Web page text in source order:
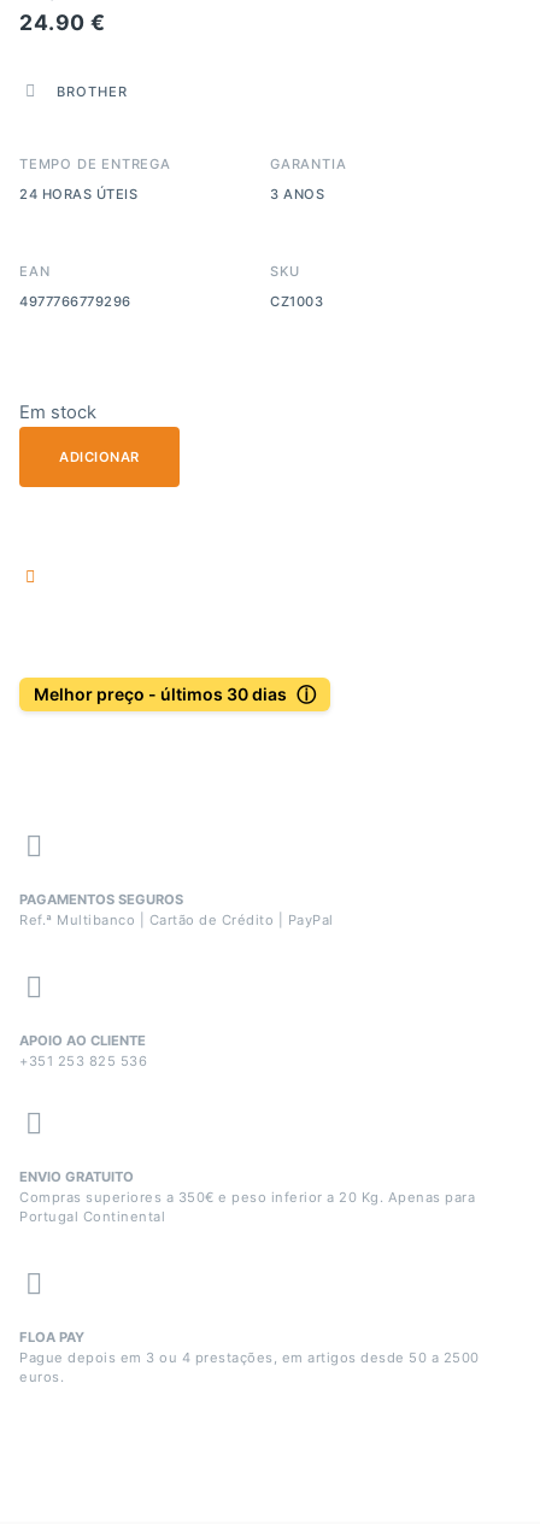
24.90 €
BROTHER
TEMPO DE ENTREGA
24 HORAS ÚTEIS
GARANTIA
3 ANOS
EAN
4977766779296
SKU
CZ1003
Em stock
ADICIONAR
Melhor preço - últimos 30 dias ⓘ
PAGAMENTOS SEGUROS
Ref.ª Multibanco | Cartão de Crédito | PayPal
APOIO AO CLIENTE
+351 253 825 536
ENVIO GRATUITO
Compras superiores a 350€ e peso inferior a 20 Kg. Apenas para
Portugal Continental
FLOA PAY
Pague depois em 3 ou 4 prestações, em artigos desde 50 a 2500
euros.